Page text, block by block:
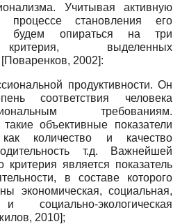
Учитывая активную
становления его
будем опираться на три
выделенных
[Поваренков, 2002]:
продуктивности. Он
соответствия человека
требованиям.
объективные показатели
как количество и качество
т.д. Важнейшей
критерия является показатель
в составе которого
экономическая, социальная,
социально-экологическая
2010];